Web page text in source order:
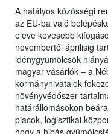
A hatályos közösségi
az EU-ba való
eleve kevesebb
novembertől áprilisig
idénygyümölcsök
magyar vásárlók – a
kormányhivatalok
növényvédőszer-
határállomásokon
piacok, logisztikai